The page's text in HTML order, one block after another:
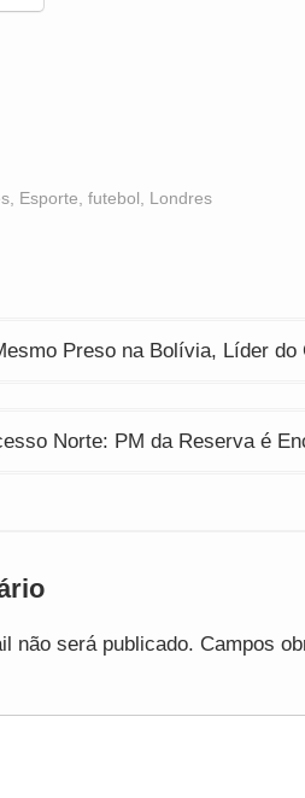
Esporte futebol Londres
Preso na Bolívia, Líder
Norte: PM da Reserva é
não será publicado. Campos